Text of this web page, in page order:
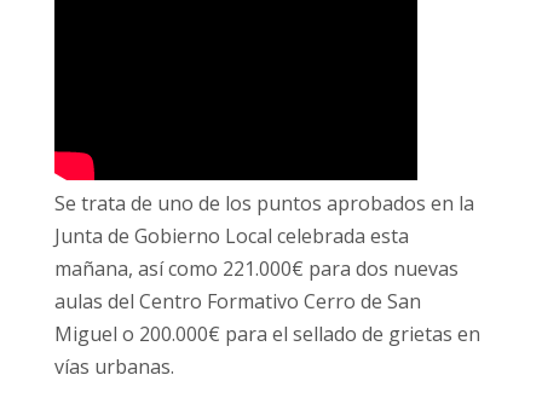
Se trata de uno de los puntos aprobados en la
Junta de Gobierno Local celebrada esta
mañana, así como 221.000€ para dos nuevas
aulas del Centro Formativo Cerro de San
Miguel o 200.000€ para el sellado de grietas en
vías urbanas.